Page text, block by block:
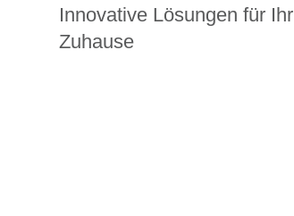
Innovative Lösungen für Ihr
Zuhause